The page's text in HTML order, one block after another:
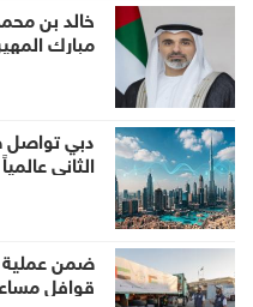
خالد بن
مبارك
دبي تواصل
الثاني
قوافل